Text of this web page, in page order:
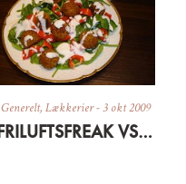
Generelt,Lækkerier-3 okt 2009
FRILUFTSFREAK VS. FASHIONISTA